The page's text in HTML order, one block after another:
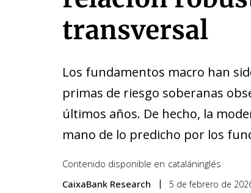
transversal
Los fundamentos macro han
primas de riesgo soberanas
últimos años. De hecho, la
mano de lo predicho por los
Contenido disponible en cataláninglés
CaixaBank Research
5 de febrero de